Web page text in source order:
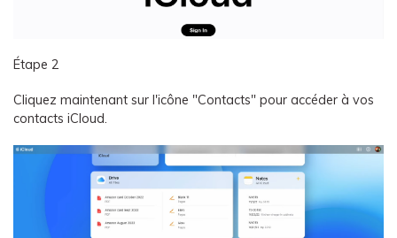
Étape 2
Cliquez maintenant sur l'icône "Contacts" pour accéder à vos
contacts iCloud.